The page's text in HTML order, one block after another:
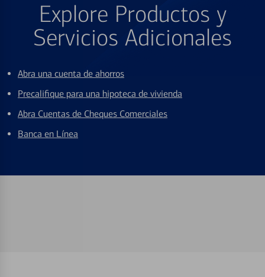
Explore Productos y
Servicios Adicionales
Abra una cuenta de ahorros
Precalifique para una hipoteca de vivienda
Abra Cuentas de Cheques Comerciales
Banca en Línea